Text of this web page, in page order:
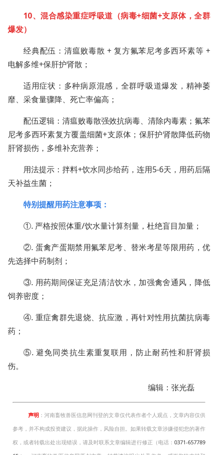
10、混合感染重症呼吸道（病毒+细菌+支原体，全群
爆发）
经典配伍：清瘟败毒散 + 复方氟苯尼考多西环素等 +
电解多维+保肝护肾散；
适用症状：多种病原混感，全群呼吸道爆发，精神萎
靡、采食量骤降、死亡率偏高；
配伍逻辑：清瘟败毒散强效抗病毒、清除内毒素；氟苯
尼考多西环素复方覆盖细菌+支原体；保肝护肾散降低药物
肝肾损伤，多维补充营养；
用法提示：拌料+饮水同步给药，连用5-6天，用药后隔
天补益生菌；
特别提醒用药注意事项：
①. 严格按照体重/饮水量计算剂量，杜绝盲目加量；
②. 蛋禽产蛋期禁用氟苯尼考、替米考星等限用药，优
先选择中药制剂；
③. 用药期间保证充足清洁饮水，加强禽舍通风，降低
饲养密度；
④. 重症禽群先退烧、抗应激，再针对性用抗菌抗病毒
药；
⑤. 避免同类抗生素重复联用，防止耐药性和肝肾损
伤。
编辑：张光磊
声明 ：河南畜牧兽医信息网刊登的文章仅代表作者个人观点，文章内容仅供
参考，并不构成投资建议，据此操作，风险自担。如果转载文章涉嫌侵犯您的著作
权，或者转载出处出现错误，请及时联系文章编辑进行修正（电话： 0371-657789